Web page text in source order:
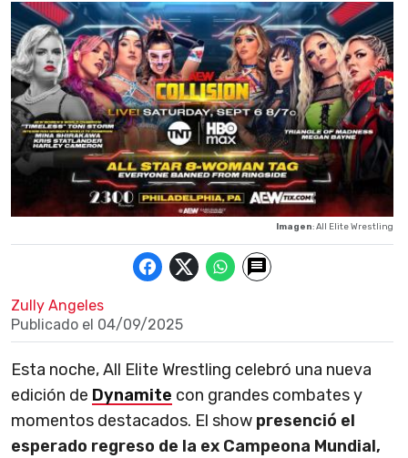
Imagen: All Elite Wrestling
Zully Angeles
Publicado el 04/09/2025
Esta noche, All Elite Wrestling celebró una nueva
edición de Dynamite con grandes combates y
momentos destacados. El show presenció el
esperado regreso de la ex Campeona Mundial,